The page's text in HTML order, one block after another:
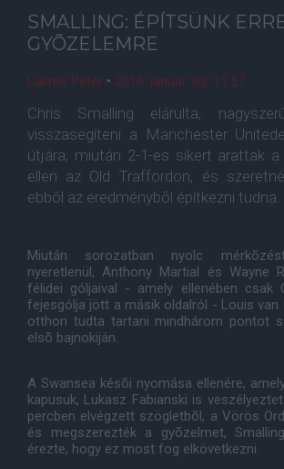
SMALLING: ÉPÍTSÜNK
GYÕZELEMRE
Lakner Péter • 2016. január. 03. 11:57
Chris Smalling elárulta,
visszasegíteni a Manchester
útjára, miután 2-1-es sikert arattak
ellen az Old Traffordon, és
ebbõl az eredménybõl építkezni tudna.
Miután sorozatban nyolc
nyeretlenül, Anthony Martial és Wayne
félidei góljaival - amely ellenében csak
fejesgólja jött a másik oldalról - Louis van
otthon tudta tartani mindhárom pontot
elsõ bajnokiján.
A Swansea késõi nyomása ellenére,
kapusuk, Lukasz Fabianski is
percben elvégzett szögletbõl, a Vörös
és megszerezték a gyõzelmet,
érezte, hogy ez most fog elkövetkezni.